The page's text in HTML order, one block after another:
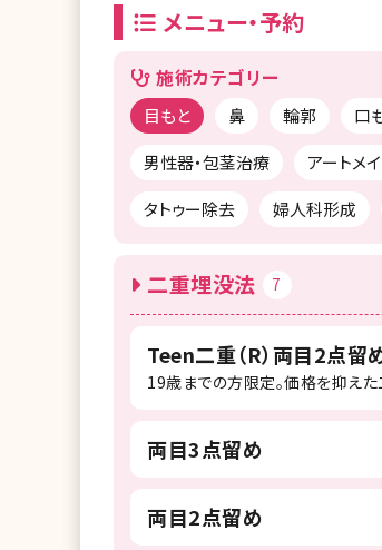
メニュー・予約
施術カテゴリー
目もと 鼻 輪郭 口
男性器・包茎治療
アートメ
タトゥー除去
婦人科形成
二重埋没法 7
Teen二重（R）両目2点留
19歳までの方限定。価格を抑え
両目3点留め
両目2点留め